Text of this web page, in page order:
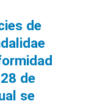
de
de
se